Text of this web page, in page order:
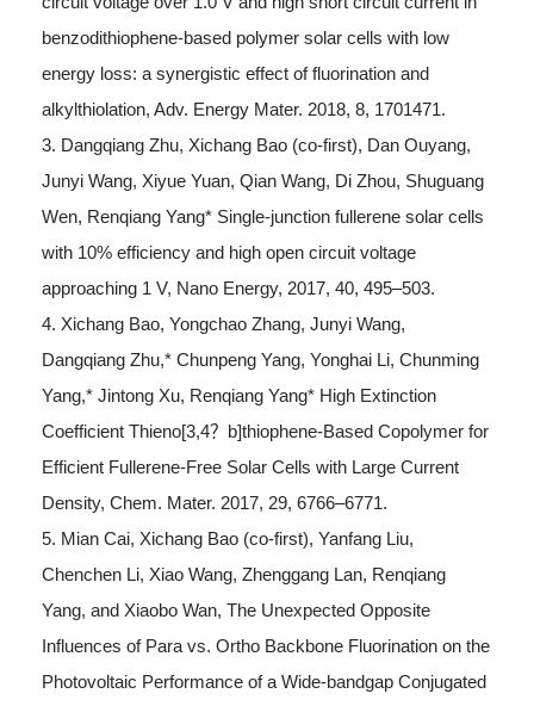
benzodithiophene-based polymer solar cells with low
energy loss: a synergistic effect of fluorination and
alkylthiolation, Adv. Energy Mater. 2018, 8, 1701471.
3. Dangqiang Zhu, Xichang Bao (co-first), Dan Ouyang,
Junyi Wang, Xiyue Yuan, Qian Wang, Di Zhou, Shuguang
Wen, Renqiang Yang* Single-junction fullerene solar cells
with 10% efficiency and high open circuit voltage
approaching 1 V, Nano Energy, 2017, 40, 495–503.
4. Xichang Bao, Yongchao Zhang, Junyi Wang,
Dangqiang Zhu,* Chunpeng Yang, Yonghai Li, Chunming
Yang,* Jintong Xu, Renqiang Yang* High Extinction
Coefficient Thieno[3,4？b]thiophene-Based Copolymer for
Efficient Fullerene-Free Solar Cells with Large Current
Density, Chem. Mater. 2017, 29, 6766–6771.
5. Mian Cai, Xichang Bao (co-first), Yanfang Liu,
Chenchen Li, Xiao Wang, Zhenggang Lan, Renqiang
Yang, and Xiaobo Wan, The Unexpected Opposite
Influences of Para vs. Ortho Backbone Fluorination on the
Photovoltaic Performance of a Wide-bandgap Conjugated